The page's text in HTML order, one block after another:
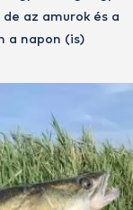
az amurok és a
a napon (is)